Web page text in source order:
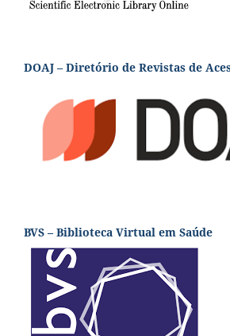
DOAJ – Diretório de Revistas de
BVS – Biblioteca Virtual em Saúde